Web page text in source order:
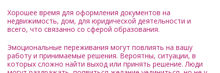
Хорошее время для оформления документов на
недвижимость, дом, для юридической деятельности и
всего, что связанно со сферой образования.
Эмоциональные переживания могут повлиять на вашу
работу и принимаемые решения. Вероятны, ситуации, в
которых сложно найти выход или принять решение. Люди